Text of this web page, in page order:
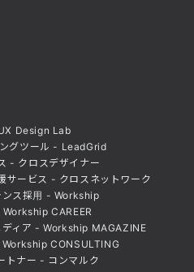
Design Lab
グツール - LeadGrid
- クロスデザイナー
サービス - クロスネットワーク
ンス採用 - Workship
CAREER
ディア - Workship MAGAZINE
Workship CONSULTING
トナー - コンマルク